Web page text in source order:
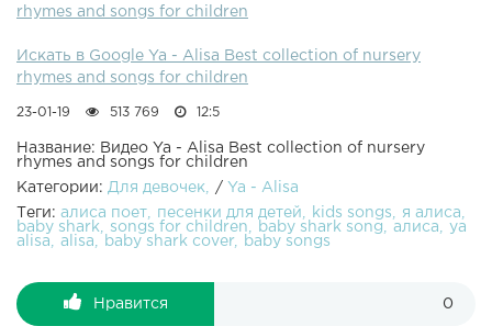
rhymes and songs for children
Искать в Google Ya - Alisa Best collection of nursery
rhymes and songs for children
23-01-19 513 769 12:5
Название: Видео Ya - Alisa Best collection of nursery
rhymes and songs for children
Категории: Для девочек / Ya - Alisa
Теги: алиса поет песенки для детей kids songs
я алиса
baby shark
songs for children baby shark song алиса
ya
alisa
alisa baby shark cover baby songs
Нравится 0